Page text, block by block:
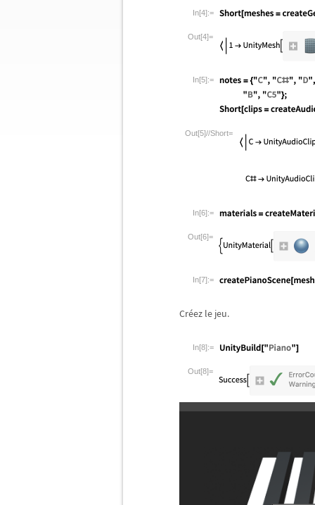
In[4]:=
Out[4]=
In[5]:=
Out[5]//Short=
In[6]:=
Out[6]=
In[7]:=
Créez le jeu.
In[8]:=
Out[8]=